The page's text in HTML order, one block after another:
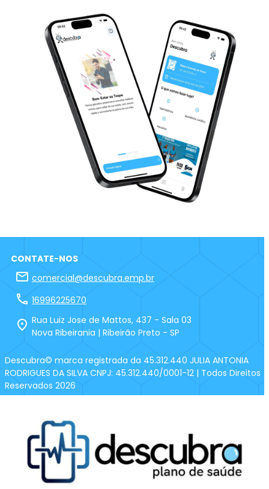
CONTATE-NOS
comercial@descubra.emp.br
16996225670
Rua Luiz Jose de Mattos, 437 - Sala 03
Nova Ribeirania | Ribeirão Preto - SP
Descubra© marca registrada da 45.312.440 JULIA ANTONIA
RODRIGUES DA SILVA CNPJ: 45.312.440/0001-12 | Todos Direitos
Reservados 2026